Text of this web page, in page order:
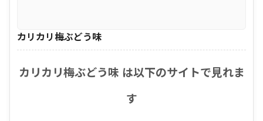
カリカリ梅ぶどう味
カリカリ梅ぶどう味 は以下のサイトで見れま
す